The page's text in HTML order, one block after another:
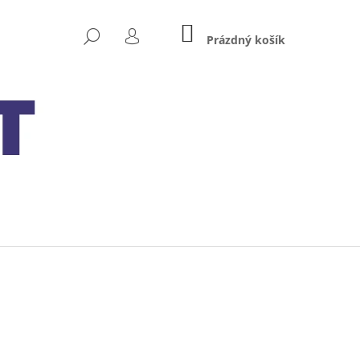
HLEDAT
PŘIHLÁŠENÍ
NÁKUPNÍ
KOŠÍK
Prázdný košík